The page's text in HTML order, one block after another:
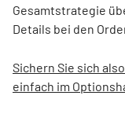
Gesamtstrategie
Details bei den
Sichern Sie sich
einfach im